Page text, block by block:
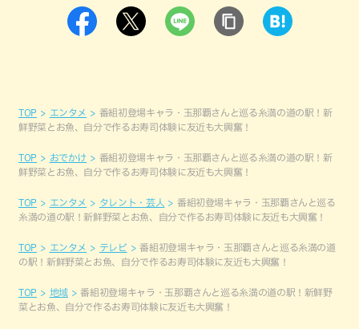
TOP エンタメ
番組初登場キャラ・玉那覇さんと巡る糸満の道の駅！新
鮮野菜とお魚、自分で作るお寿司体験に友近も大興奮！
TOP おでかけ
番組初登場キャラ・玉那覇さんと巡る糸満の道の駅！新
鮮野菜とお魚、自分で作るお寿司体験に友近も大興奮！
TOP エンタメ タレント・芸人
番組初登場キャラ・玉那覇さんと巡る
糸満の道の駅！新鮮野菜とお魚、自分で作るお寿司体験に友近も大興奮！
TOP エンタメ テレビ
番組初登場キャラ・玉那覇さんと巡る糸満の道
の駅！新鮮野菜とお魚、自分で作るお寿司体験に友近も大興奮！
TOP 地域
番組初登場キャラ・玉那覇さんと巡る糸満の道の駅！新鮮野
菜とお魚、自分で作るお寿司体験に友近も大興奮！